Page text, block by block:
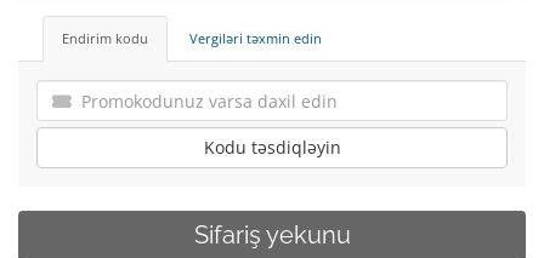
Endirim kodu Vergiləri təxmin edin
Kodu təsdiqləyin
Sifariş yekunu